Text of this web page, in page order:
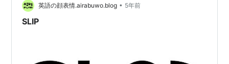
100％にこだわってお弁当を…
英語の顔表情.airabuwo.blog • 5年前
SLIP